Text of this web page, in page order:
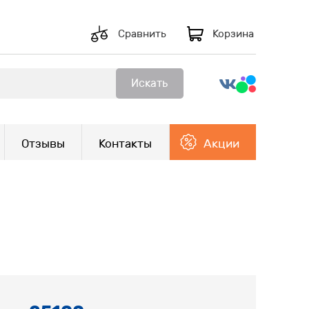
Сравнить Корзина
Искать
Отзывы Контакты Акции